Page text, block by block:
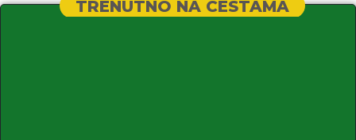
TRENUTNO NA CESTAMA